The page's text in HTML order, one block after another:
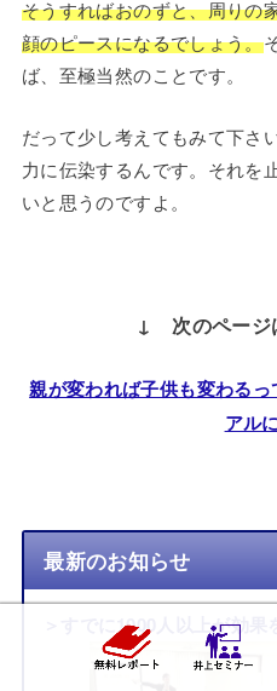
そうすればおのずと、周りの
顔のピースになるでしょう。
ば、至極当然のことです。
だって少し考えてもみて下さ
力に伝染するんです。それを
いと思うのですよ。
↓ 次のペー
親が変われば子供も変わる
アル
最新のお知らせ
＞すでに1000人以上が効果